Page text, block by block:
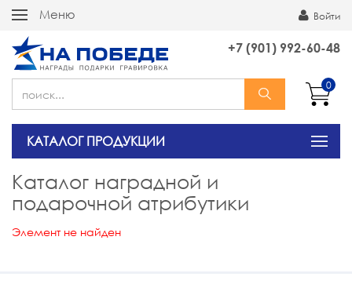
Меню Войти
+7 (901) 992-60-48
0
КАТАЛОГ ПРОДУКЦИИ
Каталог наградной и
подарочной атрибутики
Элемент не найден